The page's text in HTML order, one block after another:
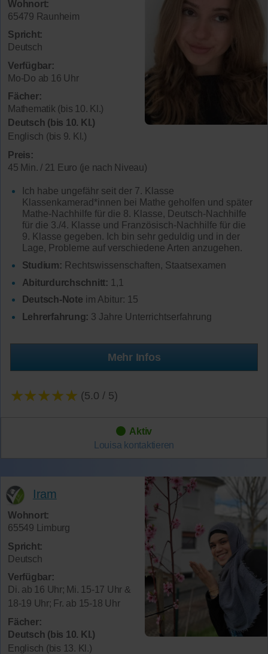
Wohnort:
65479 Raunheim
Spricht:
Deutsch
Verfügbar:
Mo-Do ab 16 Uhr
Fächer:
Mathematik (bis 10. Kl.)
Deutsch (bis 10. Kl.)
Englisch (bis 9. Kl.)
Preis:
45 Min. / 21 Euro (je nach Niveau)
Ich habe ungefähr seit der 7. Klasse
Klassenkamerad*innen bei Mathe geholfen und später
Mathe-Nachhilfe für die 8. Klasse, Deutsch-Nachhilfe
für die 3./4. Klasse und Französisch-Nachhilfe für die
9. Klasse gegeben. Ich bin sehr geduldig und in der
Lage, Probleme auf verschiedene Arten anzugehen.
Studium: Rechtswissenschaften, Staatsexamen
Abiturdurchschnitt: 1,1
Deutsch-Note im Abitur: 15
Lehrerfahrung: 3 Jahre Unterrichtserfahrung
Mehr Infos
★★★★★ (5.0 / 5)
Aktiv
Louisa kontaktieren
Iram
Wohnort:
65549 Limburg
Spricht:
Deutsch
Verfügbar:
Di. ab 16 Uhr; Mi. 15-17 Uhr &
18-19 Uhr; Fr. ab 15-18 Uhr
Fächer:
Deutsch (bis 10. Kl.)
Englisch (bis 13. Kl.)